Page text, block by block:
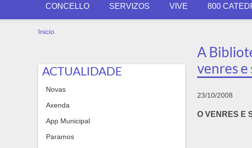
CONCELLO SERVIZOS VIVE 800
VOSTEDE ESTÁ AQUÍ
Inicio
ACTUALIDADE
Novas
Axenda
App Municipal
Paramos
A
venres e
23/10/2008
O VENRES E